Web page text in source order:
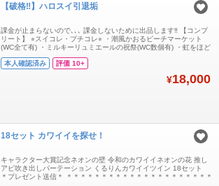
【破格‼️】ハロスイ引退垢
課金が止まらないので､､､ 課金しないために出品します‼︎ 【コンプ
リート】 ⭐︎スイコレ・プチコレ⭐︎ ・潮風かおるビーチマーケット
(WC全て有) ・ミルキーリュミエールの祝祭(WC数個有) ・虹をほど
リーコスメドレッサー ⭐︎普通のハピバ⭐︎ ・わたしのスウィートな子
本人確認済み 評価 10+
¥18,000
18セット カワイイを探せ！
キャラクター大賞記念ネオンの壁 令和のカワイイネオンの花 推し
アピ吹き出しパーテーション くるりんカワイイツイン 18セット
＊プレゼント送信＊ ＊＊＊＊＊＊＊＊＊＊＊＊＊＊＊＊＊＊＊＊＊